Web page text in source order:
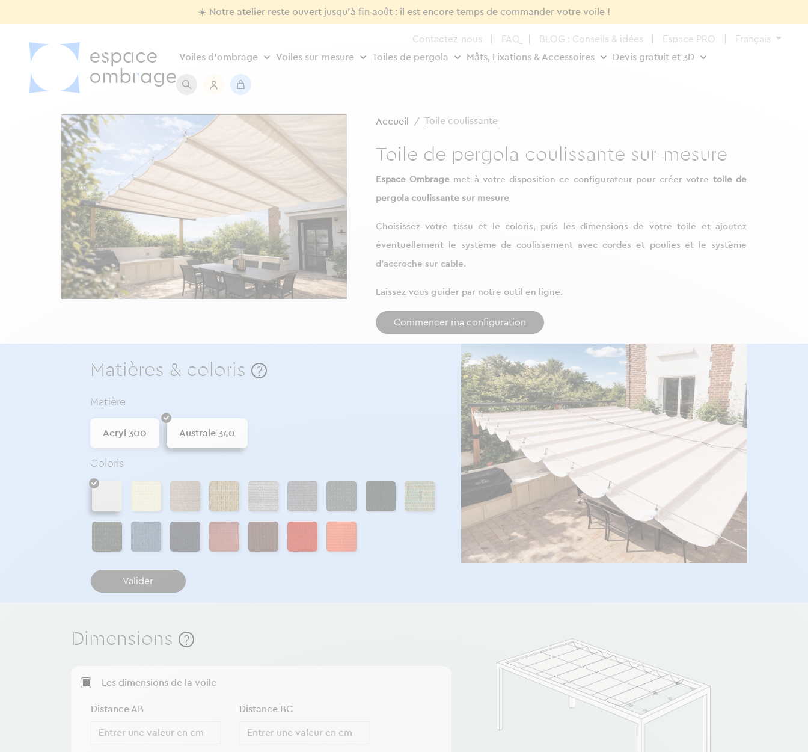
☀️ Notre atelier reste ouvert jusqu'à fin août : il est encore temps de commander votre voile !
Contactez-nous FAQ BLOG : Conseils & idées Espace PRO
Français
Voiles d'ombrage
Voiles sur-mesure Toiles de pergola Mâts, Fixations & Accessoires Devis gratuit et 3D
Accueil Toile coulissante
Toile de pergola coulissante sur-mesure
Espace Ombrage met à votre disposition ce configurateur pour créer votre toile de
pergola coulissante sur mesure
Choisissez votre tissu et le coloris, puis les dimensions de votre toile et ajoutez
éventuellement le système de coulissement avec cordes et poulies et le système
d’accroche sur cable.
Laissez-vous guider par notre outil en ligne.
Commencer ma configuration
Matières & coloris ?
Matière
Acryl 300 Australe 340
Coloris
Blanc Naturel Chanvre Sable 340Galet Acier Métal Anthracite 340
Sauge
Sapin Ciel Navy Cayenne Ocre 340Ecarlate Orange
Valider
Dimensions ?
Les dimensions de la voile
Distance AB Distance BC